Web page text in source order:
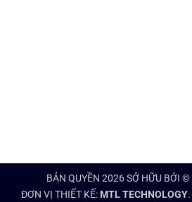
BẢN QUYỀN 2026 SỞ HỮU BỞI ©
ĐƠN VỊ THIẾT KẾ: MTL TECHNOLOGY